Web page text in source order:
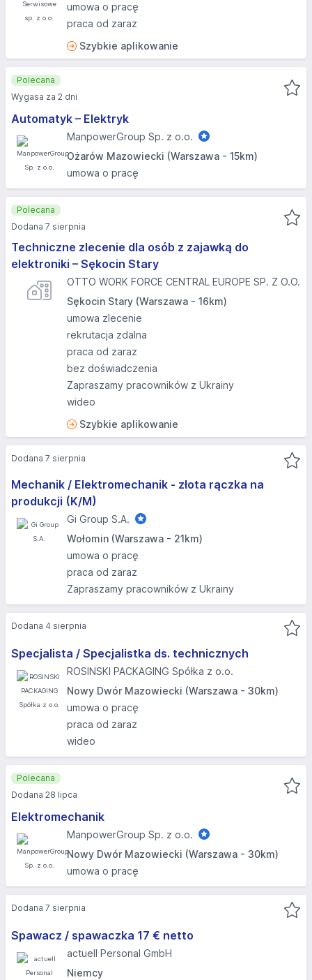
umowa o pracę
praca od zaraz
Szybkie aplikowanie
Automatyk – Elektryk
ManpowerGroup Sp. z o.o.
Ożarów Mazowiecki (Warszawa - 15km)
umowa o pracę
Polecana
Wygasa za 2 dni
Techniczne zlecenie dla osób z zajawką do
elektroniki – Sękocin Stary
OTTO WORK FORCE CENTRAL EUROPE SP. Z O.O.
Sękocin Stary (Warszawa - 16km)
umowa zlecenie
rekrutacja zdalna
praca od zaraz
bez doświadczenia
Zapraszamy pracowników z Ukrainy
wideo
Szybkie aplikowanie
Polecana
Dodana 7 sierpnia
Mechanik / Elektromechanik - złota rączka na
produkcji (K/M)
Gi Group S.A.
Wołomin (Warszawa - 21km)
umowa o pracę
praca od zaraz
Zapraszamy pracowników z Ukrainy
Dodana 7 sierpnia
Specjalista / Specjalistka ds. technicznych
ROSINSKI PACKAGING Spółka z o.o.
Nowy Dwór Mazowiecki (Warszawa - 30km)
umowa o pracę
praca od zaraz
wideo
Dodana 4 sierpnia
Elektromechanik
ManpowerGroup Sp. z o.o.
Nowy Dwór Mazowiecki (Warszawa - 30km)
umowa o pracę
Polecana
Dodana 28 lipca
Spawacz / spawaczka 17 € netto
actuell Personal GmbH
Niemcy
Dodana 7 sierpnia